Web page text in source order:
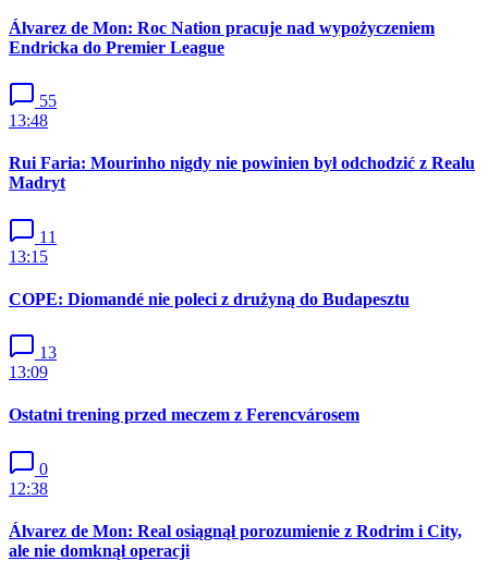
Álvarez de Mon: Roc Nation pracuje nad wypożyczeniem
Endricka do Premier League
55
13:48
Rui Faria: Mourinho nigdy nie powinien był odchodzić z Realu
Madryt
11
13:15
COPE: Diomandé nie poleci z drużyną do Budapesztu
13
13:09
Ostatni trening przed meczem z Ferencvárosem
0
12:38
Álvarez de Mon: Real osiągnął porozumienie z Rodrim i City,
ale nie domknął operacji